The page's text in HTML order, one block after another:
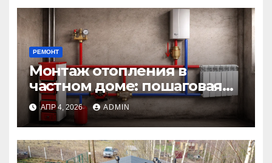
РЕМОНТ
Монтаж отопления в
частном доме: пошаговая
инструкция от проекта до
первого пуска
АПР 4, 2026 ADMIN